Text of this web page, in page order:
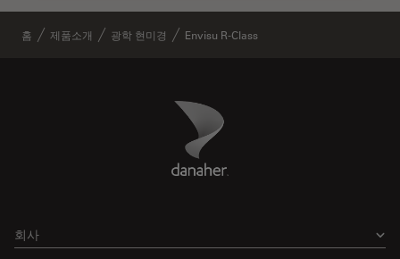
홈 제품소개 광학 현미경 Envisu R-Class
Danaher Logo
회사